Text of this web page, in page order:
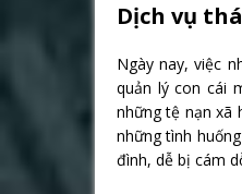
Dịch vụ
Ngày nay, việc
quản lý con cái
những tệ nạn xã
những tình
đình, dễ bị cám